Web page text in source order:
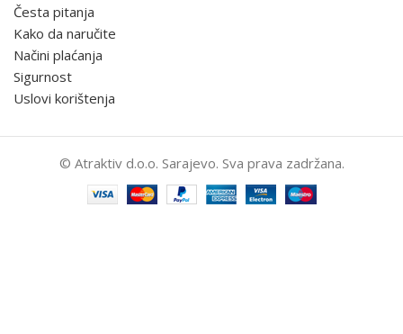
Česta pitanja
Kako da naručite
Načini plaćanja
Sigurnost
Uslovi korištenja
© Atraktiv d.o.o. Sarajevo. Sva prava zadržana.